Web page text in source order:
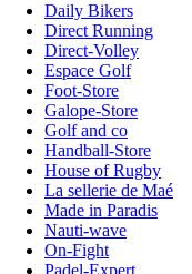
Daily Bikers
Direct Running
Direct-Volley
Espace Golf
Foot-Store
Galope-Store
Golf and co
Handball-Store
House of Rugby
La sellerie de Maé
Made in Paradis
Nauti-wave
On-Fight